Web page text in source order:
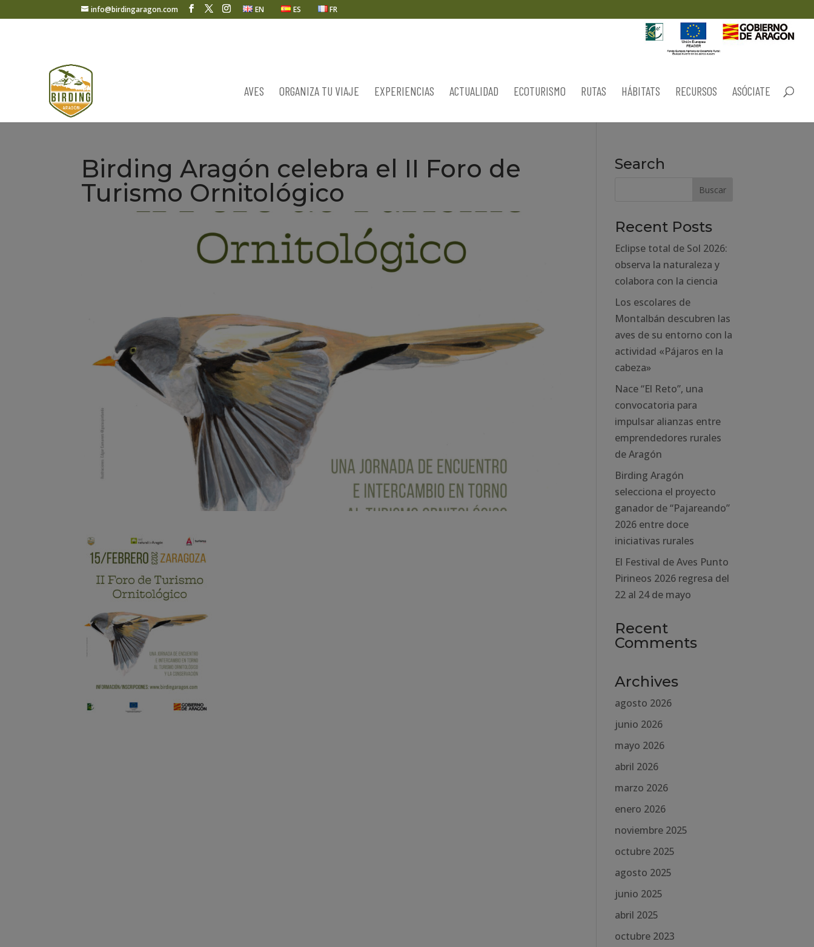
info@birdingaragon.com EN ES FR
AVES ORGANIZA TU VIAJE EXPERIENCIAS ACTUALIDAD ECOTURISMO RUTAS HÁBITATS RECURSOS ASÓCIATE
Birding Aragón celebra el II Foro de
Turismo Ornitológico
Search
Recent Posts
Eclipse total de Sol 2026:
observa la naturaleza y
colabora con la ciencia
Los escolares de
Montalbán descubren las
aves de su entorno con la
actividad «Pájaros en la
cabeza»
Nace “El Reto”, una
convocatoria para
impulsar alianzas entre
emprendedores rurales
de Aragón
Birding Aragón
selecciona el proyecto
ganador de “Pajareando”
2026 entre doce
iniciativas rurales
El Festival de Aves Punto
Pirineos 2026 regresa del
22 al 24 de mayo
Recent
Comments
Archives
agosto 2026
junio 2026
mayo 2026
abril 2026
marzo 2026
enero 2026
noviembre 2025
octubre 2025
agosto 2025
junio 2025
abril 2025
octubre 2023